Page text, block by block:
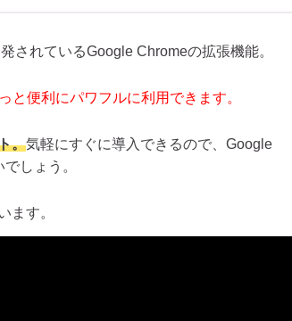
されているGoogle Chromeの拡張機能。
と便利にパワフルに利用できます。
。気軽にすぐに導入できるので、Google
しょう。
ます。